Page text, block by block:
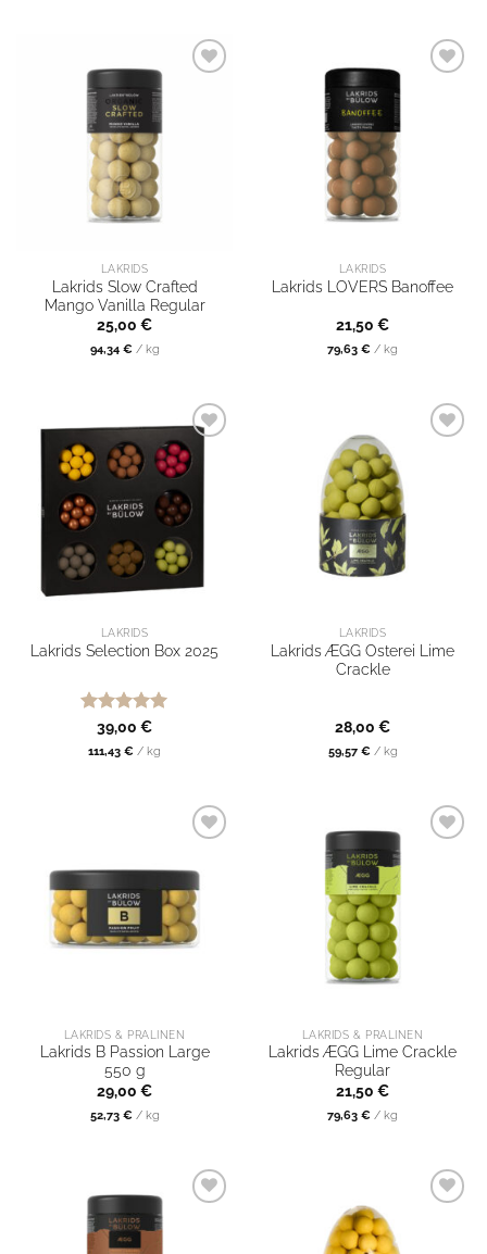
LAKRIDS
Lakrids Slow Crafted
Mango Vanilla Regular
25,00 €
94,34 € / kg
LAKRIDS
Lakrids LOVERS Banoffee
21,50 €
79,63 € / kg
LAKRIDS
Lakrids Selection Box 2025
Bewertet
von
5
39,00 €
111,43 € / kg
LAKRIDS
Lakrids ÆGG Osterei Lime
Crackle
28,00 €
59,57 € / kg
LAKRIDS & PRALINEN
Lakrids B Passion Large
550 g
29,00 €
52,73 € / kg
LAKRIDS & PRALINEN
Lakrids ÆGG Lime Crackle
Regular
21,50 €
79,63 € / kg